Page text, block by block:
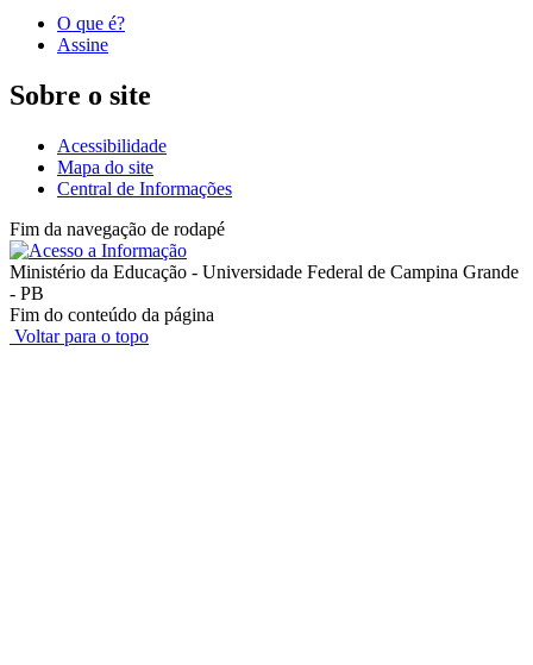
O que é?
Assine
Sobre o site
Acessibilidade
Mapa do site
Central de Informações
Fim da navegação de rodapé
Ministério da Educação - Universidade Federal de Campina Grande
- PB
Fim do conteúdo da página
Voltar para o topo